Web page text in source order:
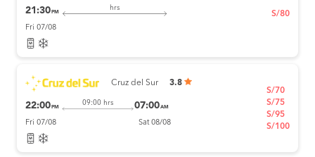
21:30 PM
hrs
Fri 07/08
S/80
Cruz del Sur 3.8
22:00 PM
09:00 hrs 07:00AM
Fri 07/08 Sat 08/08
S/70
S/75
S/95
S/100